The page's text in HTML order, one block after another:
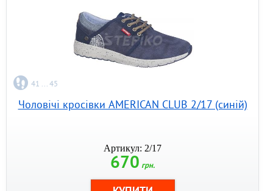
41 ... 45
Чоловічі кросівки AMERICAN CLUB 2/17 (синій)
Артикул: 2/17
670 грн.